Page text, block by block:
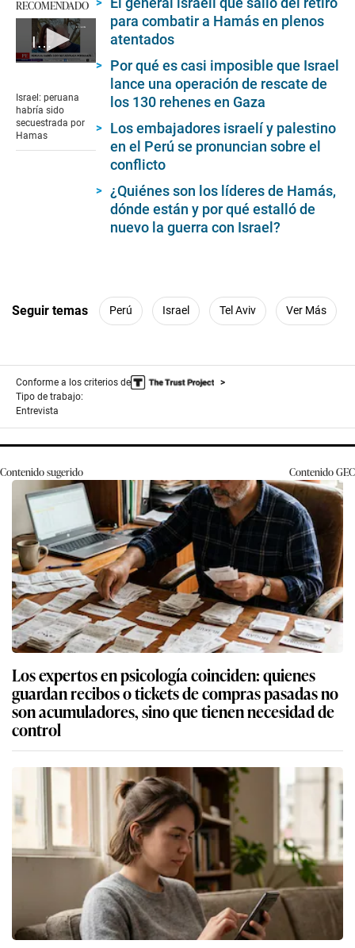
RECOMENDADO
Israel: peruana habría sido secuestrada por Hamas
of
2
minutes,
6
Israel: peruana
habría sido
secuestrada por
Hamas
para combatir a Hamás en plenos
atentados
Por qué es casi imposible que Israel
lance una operación de rescate de
los 130 rehenes en Gaza
Los embajadores israelí y palestino
en el Perú se pronuncian sobre el
conflicto
¿Quiénes son los líderes de Hamás,
dónde están y por qué estalló de
nuevo la guerra con Israel?
Seguir temas Perú Israel Tel Aviv Ver Más
Conforme a los criterios de
Tipo de trabajo:
Entrevista
Contenido sugerido ContenidoGEC
Los expertos en psicología coinciden: quienes
guardan recibos o tickets de compras pasadas no
son acumuladores, sino que tienen necesidad de
control